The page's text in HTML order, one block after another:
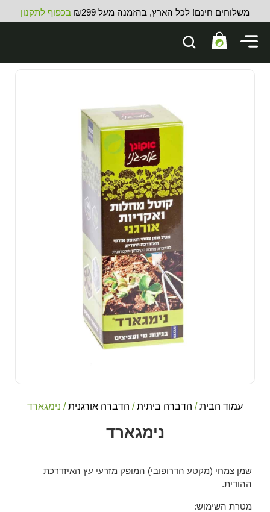
משלוחים חינם! לכל הארץ, בהזמנה מעל ₪299 בכפוף לתקנון
עמוד הבית/ הדברה ביתית/ הדברה אורגנית/ נימגארד
נימגארד
שמן צמחי (מקטע הדרופובי) המופק מזרעי עץ האיזדרכת
ההודית.
מטרת השימוש: